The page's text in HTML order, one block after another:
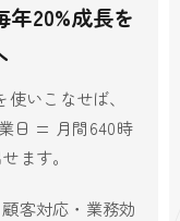
20%成長を
いこなせば、
日 = 月間640時
ます。
客対応・業務効